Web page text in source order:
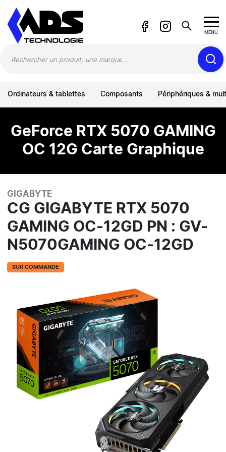
search MENU
Ordinateurs & tablettes Composants Périphériques &
GeForce RTX 5070 GAMING
OC 12G Carte Graphique
GIGABYTE
CG GIGABYTE RTX 5070
GAMING OC-12GD PN : GV-
N5070GAMING OC-12GD
SUR COMMANDE